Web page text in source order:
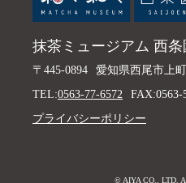
抹茶ミュージアム 西条
〒445-0894
愛知県西尾市上
TEL:0563-77-6572
FAX:0563-
プライバシーポリシー
© AIYA CO., LTD.